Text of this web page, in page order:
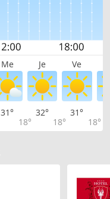
Me Je Ve
31°
18°
32°
18°
31°
18°